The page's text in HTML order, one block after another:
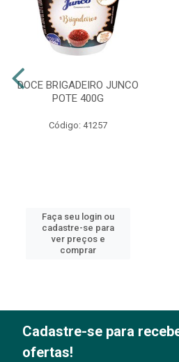
DOCE BRIGADEIRO JUNCO
POTE 400G
Código: 41257
Faça seu login ou
cadastre-se para
ver preços e
comprar
Cadastre-se para
ofertas!